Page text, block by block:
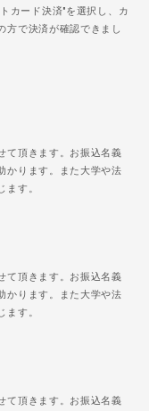
カード決済"を選択し、カ
方で決済が確認できまし
て頂きます。お振込名義
かります。また大学や法
ます。
て頂きます。お振込名義
かります。また大学や法
ます。
て頂きます。お振込名義